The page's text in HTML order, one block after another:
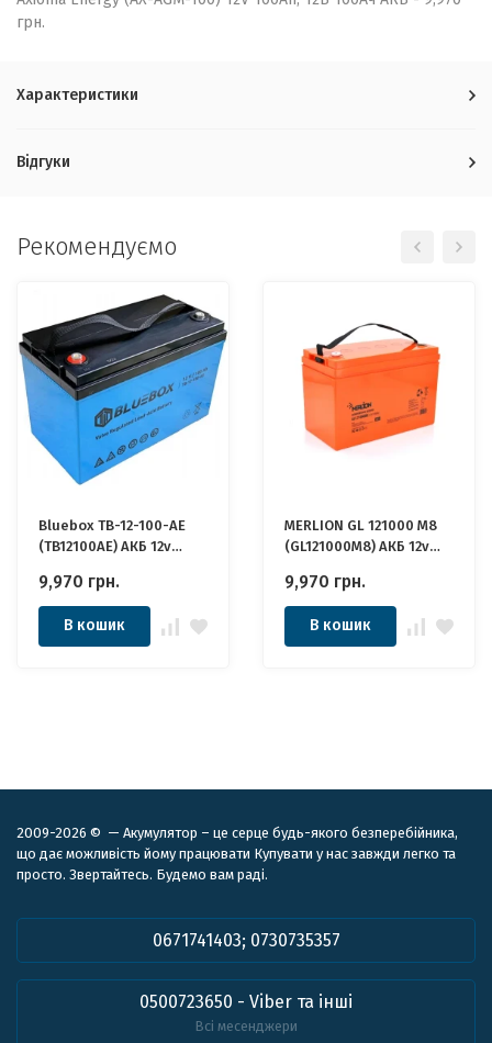
грн.
Характеристики
Відгуки
Рекомендуємо
Bluebox TB-12-100-AE
(TB12100AE) АКБ 12v
9,970 грн.
В кошик
MERLION GL 121000 M8
(GL121000M8) АКБ 12v
9,970 грн.
В кошик
2009-2026 © — Акумулятор – це серце будь-якого безперебійника,
що дає можливість йому працювати Купувати у нас завжди легко та
просто. Звертайтесь. Будемо вам раді.
0671741403; 0730735357
0500723650 - Viber та інші
Всі месенджери